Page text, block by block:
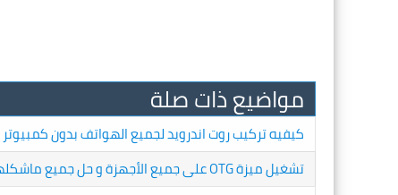
مواضيع ذات صلة
كيفيه تركيب روت اندرويد لجميع الهواتف بدون كمبيوتر
تشغيل ميزة OTG على جميع الأجهزة و حل جميع ماشكلها